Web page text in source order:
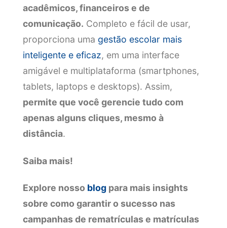
acadêmicos, financeiros e de
comunicação. Completo e fácil de usar,
proporciona uma gestão escolar mais
inteligente e eficaz, em uma interface
amigável e multiplataforma (smartphones,
tablets, laptops e desktops). Assim,
permite que você gerencie tudo com
apenas alguns cliques, mesmo à
distância.
Saiba mais!
Explore nosso blogpara mais insights
sobre como garantir o sucesso nas
campanhas de rematrículas e matrículas